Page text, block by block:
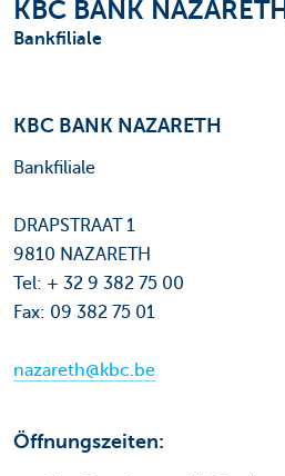
KBC BANK NAZARETH
Bankfiliale
KBC BANK NAZARETH
Bankfiliale
DRAPSTRAAT 1
9810 NAZARETH
Tel: + 32 9 382 75 00
Fax: 09 382 75 01
nazareth@kbc.be
Öffnungszeiten: